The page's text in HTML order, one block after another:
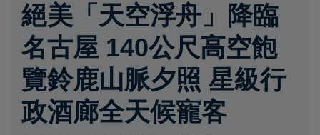
絕美「天空浮舟」降臨
名古屋 140公尺高空飽
覽鈴鹿山脈夕照 星級行
政酒廊全天候寵客